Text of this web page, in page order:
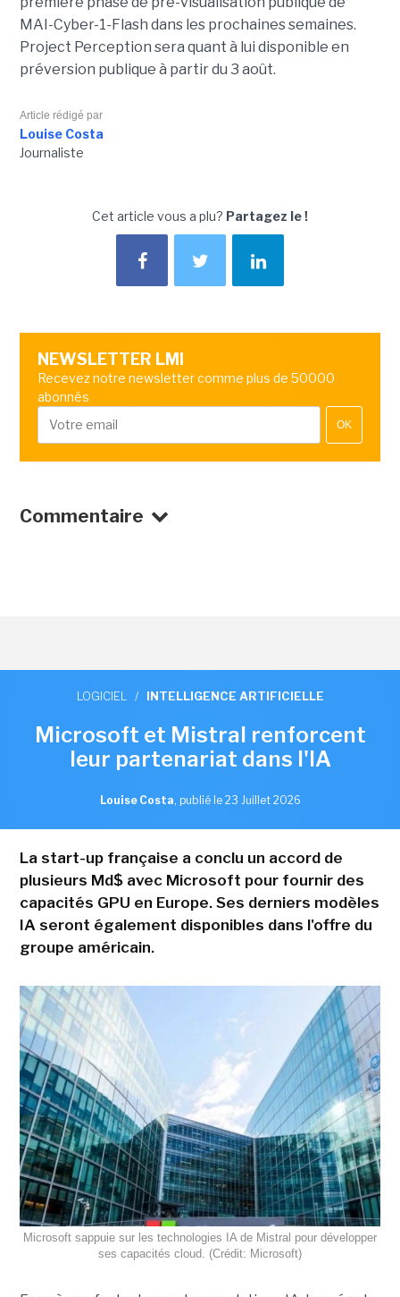
MAI-Cyber-1-Flash dans les prochaines semaines.
Project Perception sera quant à lui disponible en
préversion publique à partir du 3 août.
Article rédigé par
Louise Costa
Journaliste
Cet article vous a plu? Partagez le !
NEWSLETTER LMI
Recevez notre newsletter comme plus de 50000
abonnés
OK
Commentaire
LOGICIEL / INTELLIGENCE ARTIFICIELLE
Microsoft et Mistral renforcent
leur partenariat dans l'IA
Louise Costa, publié le 23 Juillet 2026
La start-up française a conclu un accord de
plusieurs Md$ avec Microsoft pour fournir des
capacités GPU en Europe. Ses derniers modèles
IA seront également disponibles dans l'offre du
groupe américain.
Microsoft sappuie sur les technologies IA de Mistral pour développer
ses capacités cloud. (Crédit: Microsoft)